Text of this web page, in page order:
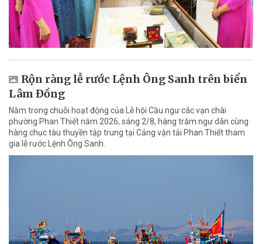
Rộn ràng lễ rước Lệnh Ông Sanh trên biển
Lâm Đồng
Nằm trong chuỗi hoạt động của Lễ hội Cầu ngư các vạn chài
phường Phan Thiết năm 2026, sáng 2/8, hàng trăm ngư dân cùng
hàng chục tàu thuyền tập trung tại Cảng vận tải Phan Thiết tham
gia lễ rước Lệnh Ông Sanh.